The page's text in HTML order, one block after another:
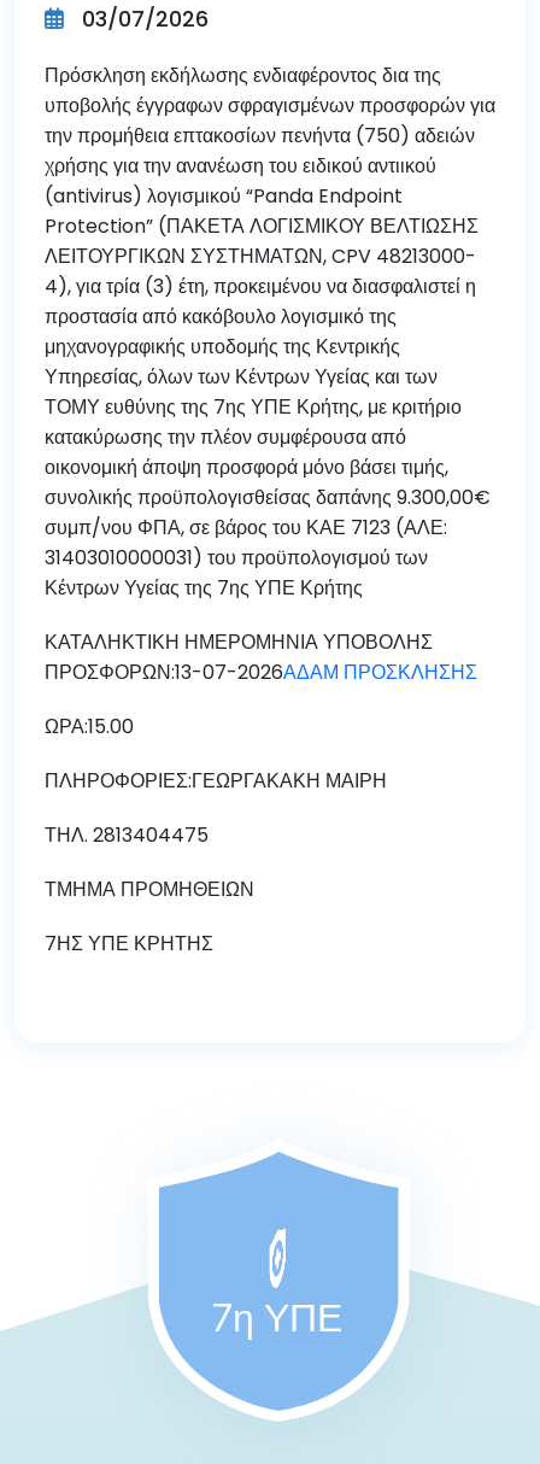
03/07/2026
Πρόσκληση εκδήλωσης ενδιαφέροντος δια της
υποβολής έγγραφων σφραγισμένων προσφορών για
την προμήθεια επτακοσίων πενήντα (750) αδειών
χρήσης για την ανανέωση του ειδικού αντιικού
(antivirus) λογισμικού “Panda Endpoint
Protection” (ΠΑΚΕΤΑ ΛΟΓΙΣΜΙΚΟΥ ΒΕΛΤΙΩΣΗΣ
ΛΕΙΤΟΥΡΓΙΚΩΝ ΣΥΣΤΗΜΑΤΩΝ, CPV 48213000-
4), για τρία (3) έτη, προκειμένου να διασφαλιστεί η
προστασία από κακόβουλο λογισμικό της
μηχανογραφικής υποδομής της Κεντρικής
Υπηρεσίας, όλων των Κέντρων Υγείας και των
ΤΟΜΥ ευθύνης της 7ης ΥΠΕ Κρήτης, με κριτήριο
κατακύρωσης την πλέον συμφέρουσα από
οικονομική άποψη προσφορά μόνο βάσει τιμής,
συνολικής προϋπολογισθείσας δαπάνης 9.300,00€
συμπ/νου ΦΠΑ, σε βάρος του ΚΑΕ 7123 (ΑΛΕ:
31403010000031) του προϋπολογισμού των
Κέντρων Υγείας της 7ης ΥΠΕ Κρήτης
ΚΑΤΑΛΗΚΤΙΚΗ ΗΜΕΡΟΜΗΝΙΑ ΥΠΟΒΟΛΗΣ
ΠΡΟΣΦΟΡΩΝ:13-07-2026ΑΔΑΜ ΠΡΟΣΚΛΗΣΗΣ
ΩΡΑ:15.00
ΠΛΗΡΟΦΟΡΙΕΣ:ΓΕΩΡΓΑΚΑΚΗ ΜΑΙΡΗ
ΤΗΛ. 2813404475
ΤΜΗΜΑ ΠΡΟΜΗΘΕΙΩΝ
7ΗΣ ΥΠΕ ΚΡΗΤΗΣ
7η ΥΠΕ